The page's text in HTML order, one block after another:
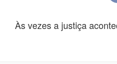
Às vezes a justiça